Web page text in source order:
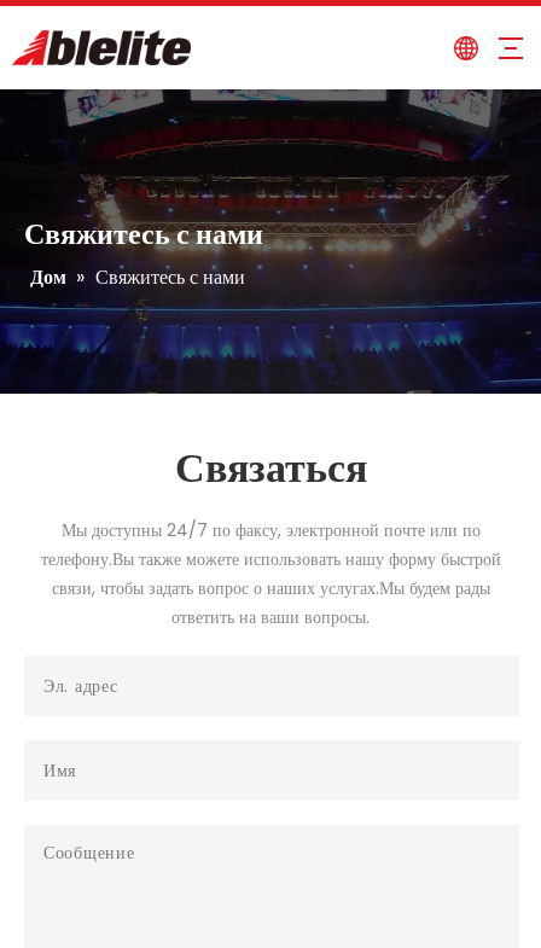
Свяжитесь с нами
Дом » Свяжитесь с нами
Связаться
Мы доступны 24/7 по факсу, электронной почте или по
телефону.Вы также можете использовать нашу форму быстрой
связи, чтобы задать вопрос о наших услугах.Мы будем рады
ответить на ваши вопросы.